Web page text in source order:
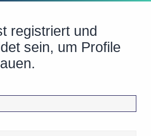
registriert und
sein, um Profile